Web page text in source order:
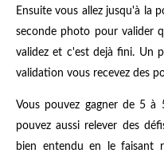
Ensuite vous allez jusqu'à la
seconde photo pour valider
validez et c'est dejà fini. Un
validation vous recevez des
Vous pouvez gagner de 5 à
pouvez aussi relever des
bien entendu en le faisant